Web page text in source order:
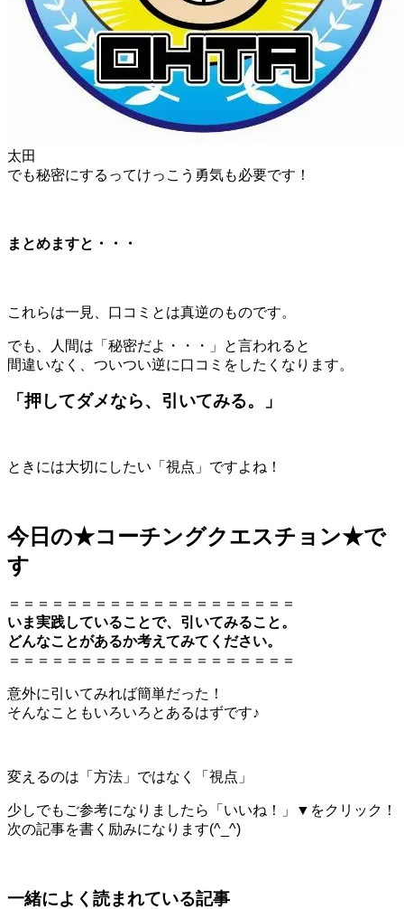
太田
でも秘密にするってけっこう勇気も必要です！
まとめますと・・・
これらは一見、口コミとは真逆のものです。
でも、人間は「秘密だよ・・・」と言われると
間違いなく、ついつい逆に口コミをしたくなります。
「押してダメなら、引いてみる。」
ときには大切にしたい「視点」ですよね！
今日の★コーチングクエスチョン★で
す
＝＝＝＝＝＝＝＝＝＝＝＝＝＝＝＝＝＝＝＝
いま実践していることで、引いてみること。
どんなことがあるか考えてみてください。
＝＝＝＝＝＝＝＝＝＝＝＝＝＝＝＝＝＝＝＝
意外に引いてみれば簡単だった！
そんなこともいろいろとあるはずです♪
変えるのは「方法」ではなく「視点」
少しでもご参考になりましたら「いいね！」▼をクリック！
次の記事を書く励みになります(^_^)
一緒によく読まれている記事